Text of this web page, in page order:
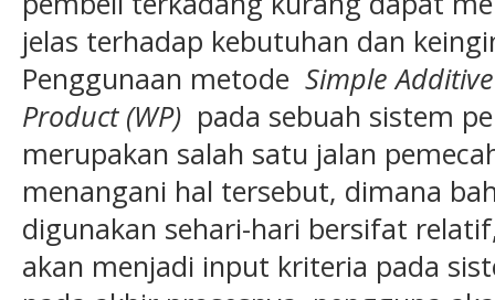
jelas terhadap kebutuhan dan
Penggunaan metode Simple
Product (WP) pada sebuah sistem
merupakan salah satu jalan
menangani hal tersebut, dimana
digunakan sehari-hari bersifat
akan menjadi input kriteria pada